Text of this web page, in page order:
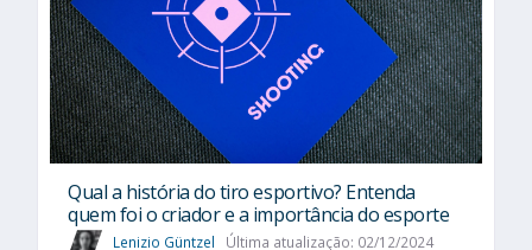
Qual a história do tiro esportivo? Entenda
quem foi o criador e a importância do esporte
Lenizio Güntzel Última atualização: 02/12/2024